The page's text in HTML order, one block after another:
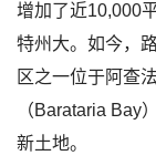
增加了近10,000
特州大。如今，
区之一位于阿查
（Barataria Bay
新土地。